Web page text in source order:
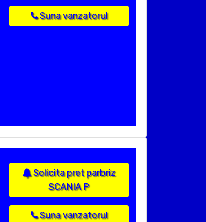
Suna vanzatorul
Solicita pret parbriz
SCANIA P
Suna vanzatorul